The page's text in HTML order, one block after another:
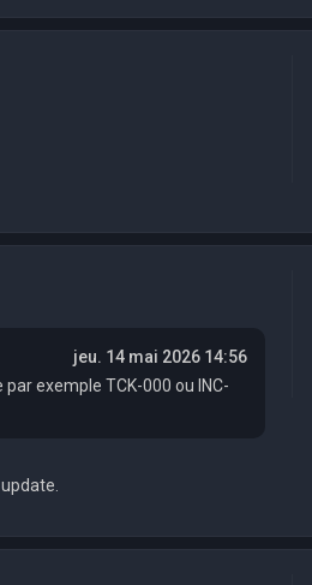
jeu. 14 mai 2026 14:56
exemple TCK-000 ou INC-